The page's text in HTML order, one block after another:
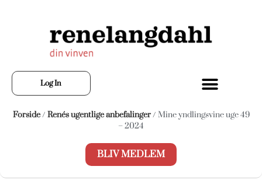
Log In
Forside/ Renés ugentlige anbefalinger/ Mine yndlingsvine uge 49
– 2024
BLIV MEDLEM